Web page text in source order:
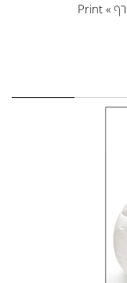
»
Print